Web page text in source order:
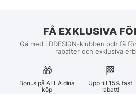
FÅ EXKLUSIVA
Gå med i DDESIGN-klubben och få
rabatter och exklusiva
🎁
Bonus på ALLA dina
köp
🏁︎
Upp till 15% fast
rabatt!